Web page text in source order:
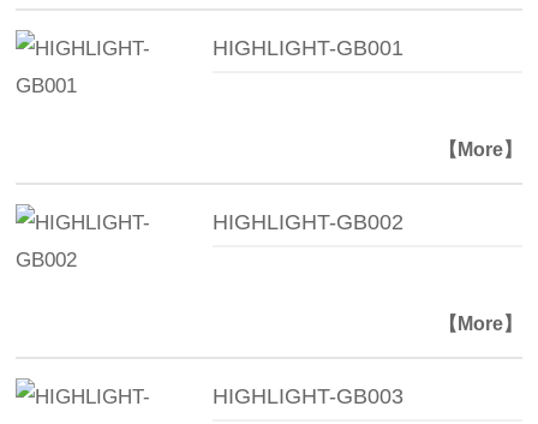
HIGHLIGHT-GB001
【More】
HIGHLIGHT-GB002
【More】
HIGHLIGHT-GB003